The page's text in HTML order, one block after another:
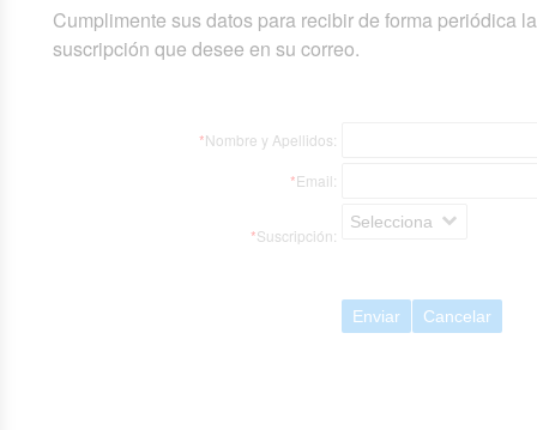
Cumplimente sus datos para recibir de forma periódica
suscripción que desee en su correo.
*Nombre y Apellidos:
*Email:
*Suscripción:
Selecciona
Enviar Cancelar